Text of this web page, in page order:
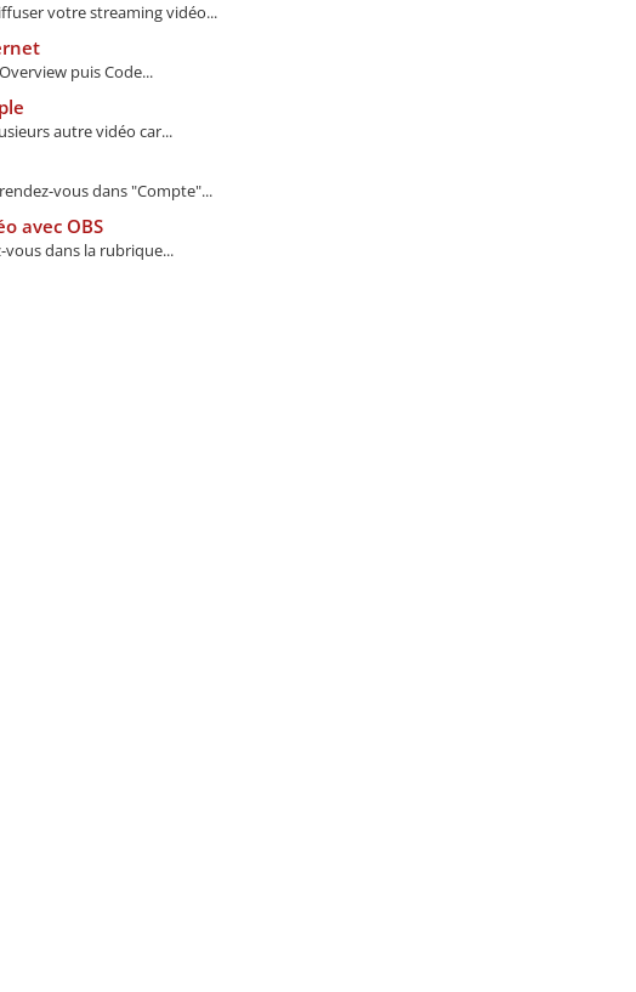
votre streaming vidéo...
puis Code...
autre vidéo car...
vous dans "Compte"...
avec OBS
dans la rubrique...